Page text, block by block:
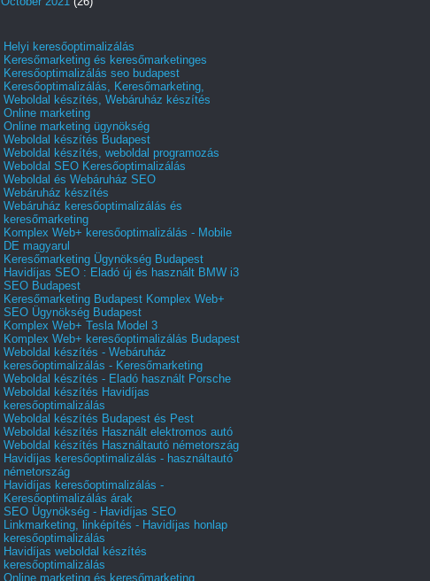
Helyi keresőoptimalizálás
Keresőmarketing és keresőmarketinges
Keresőoptimalizálás seo budapest
Keresőoptimalizálás, Keresőmarketing,
Weboldal készítés, Webáruház készítés
Online marketing
Online marketing ügynökség
Weboldal készítés Budapest
Weboldal készítés, weboldal programozás
Weboldal SEO Keresőoptimalizálás
Weboldal és Webáruház SEO
Webáruház készítés
Webáruház keresőoptimalizálás és
keresőmarketing
Komplex Web+ keresőoptimalizálás - Mobile
DE magyarul
Keresőmarketing Ügynökség Budapest
Havidíjas SEO : Eladó új és használt BMW i3
SEO Budapest
Keresőmarketing Budapest Komplex Web+
SEO Ügynökség Budapest
Komplex Web+ Tesla Model 3
Komplex Web+ keresőoptimalizálás Budapest
Weboldal készítés - Webáruház
keresőoptimalizálás - Keresőmarketing
Weboldal készítés - Eladó használt Porsche
Weboldal készítés Havidíjas
keresőoptimalizálás
Weboldal készítés Budapest és Pest
Weboldal készítés Használt elektromos autó
Weboldal készítés Használtautó németország
Havidíjas keresőoptimalizálás - használtautó
németország
Havidíjas keresőoptimalizálás -
Keresőoptimalizálás árak
SEO Ügynökség - Havidíjas SEO
Linkmarketing, linképítés - Havidíjas honlap
keresőoptimalizálás
Havidíjas weboldal készítés
keresőoptimalizálás
Online marketing és keresőmarketing